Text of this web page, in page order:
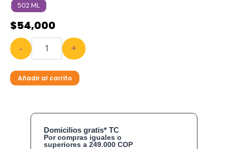
502 ML
$54,000
- +
Añadir al carrito
Domicilios gratis* TC
Por compras iguales o
superiores a 249.000 COP